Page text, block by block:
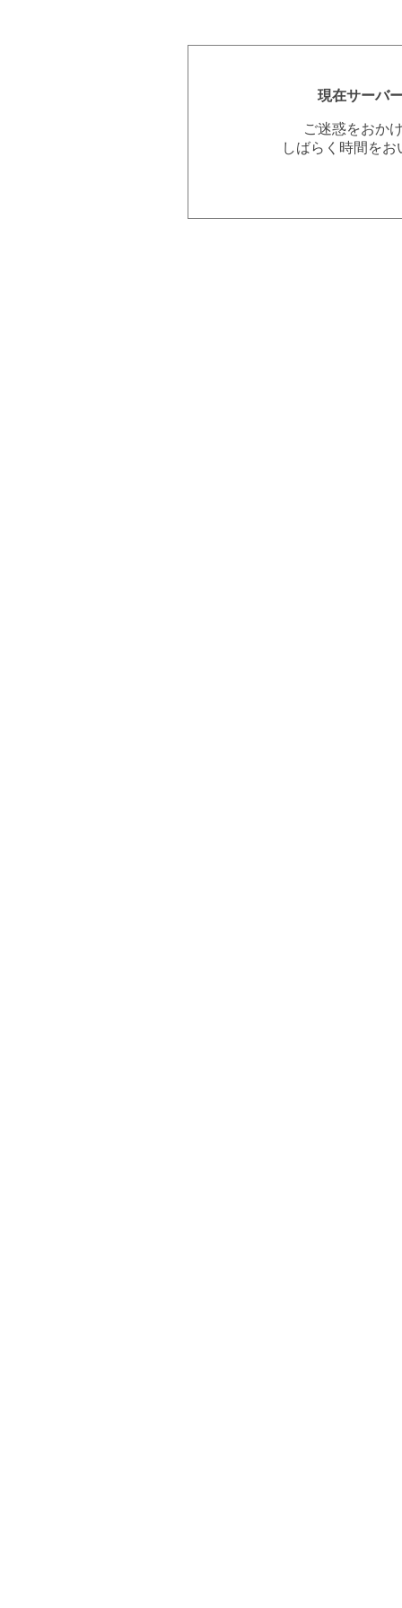
現在サーバ
ご迷惑をおか
しばらく時間を